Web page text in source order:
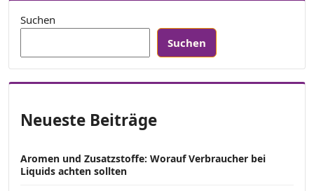
Suchen
Suchen
Neueste Beiträge
Aromen und Zusatzstoffe: Worauf Verbraucher bei
Liquids achten sollten